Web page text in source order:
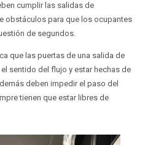
cumplir las salidas de
obstáculos para que los ocupantes
de segundos.
que las puertas de una salida de
sentido del flujo y estar hechas de
deben impedir el paso del
tienen que estar libres de